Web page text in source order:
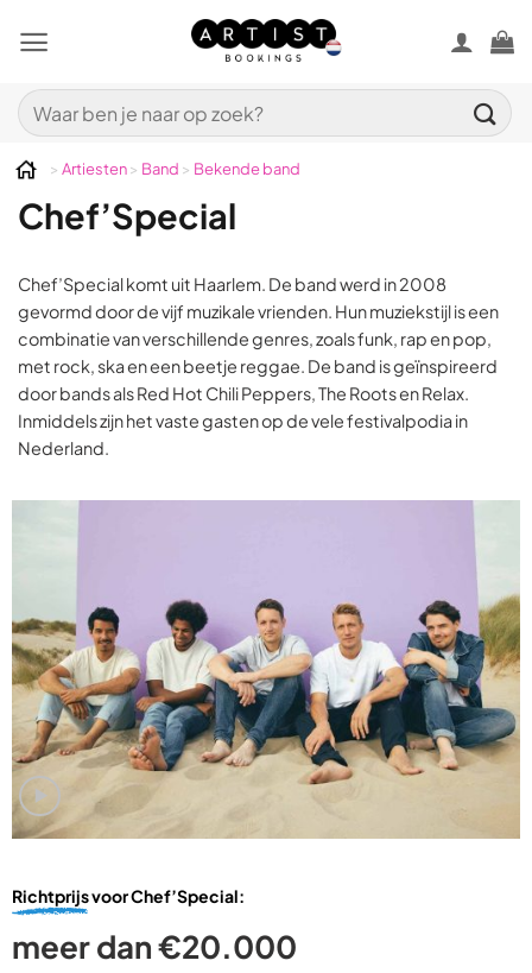
naar
Zoeken
naar:
> Artiesten> Band > Bekende band
Chef’Special
Chef’Special komt uit Haarlem. De band werd in 2008
gevormd door de vijf muzikale vrienden. Hun muziekstijl is een
combinatie van verschillende genres, zoals funk, rap en pop,
met rock, ska en een beetje reggae. De band is geïnspireerd
door bands als Red Hot Chili Peppers, The Roots en Relax.
Inmiddels zijn het vaste gasten op de vele festivalpodia in
Nederland.
Richtprijsvoor Chef’Special:
meer dan €20.000